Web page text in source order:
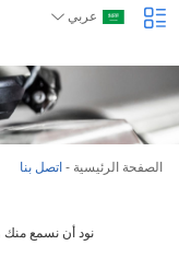
عربي
الصفحة الرئيسية - اتصل بنا
نود أن نسمع